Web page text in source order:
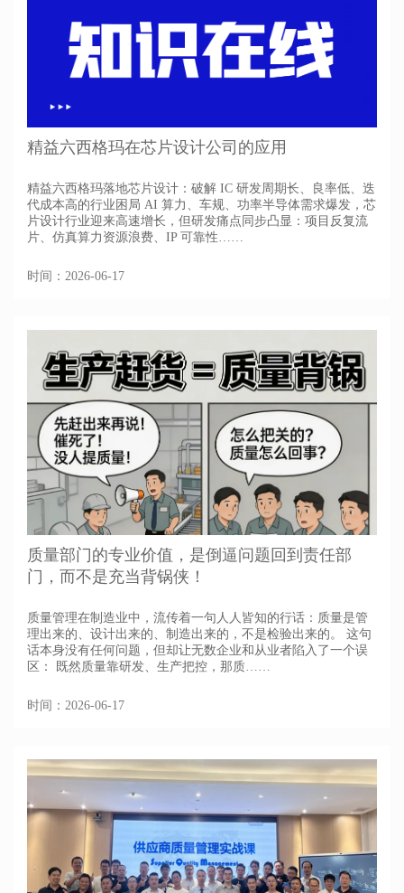
精益六西格玛在芯片设计公司的应用
精益六西格玛落地芯片设计：破解 IC 研发周期长、良率低、迭
代成本高的行业困局 AI 算力、车规、功率半导体需求爆发，芯
片设计行业迎来高速增长，但研发痛点同步凸显：项目反复流
片、仿真算力资源浪费、IP 可靠性……
时间：2026-06-17
质量部门的专业价值，是倒逼问题回到责任部
门，而不是充当背锅侠！
质量管理在制造业中，流传着一句人人皆知的行话：质量是管
理出来的、设计出来的、制造出来的，不是检验出来的。 这句
话本身没有任何问题，但却让无数企业和从业者陷入了一个误
区： 既然质量靠研发、生产把控，那质……
时间：2026-06-17